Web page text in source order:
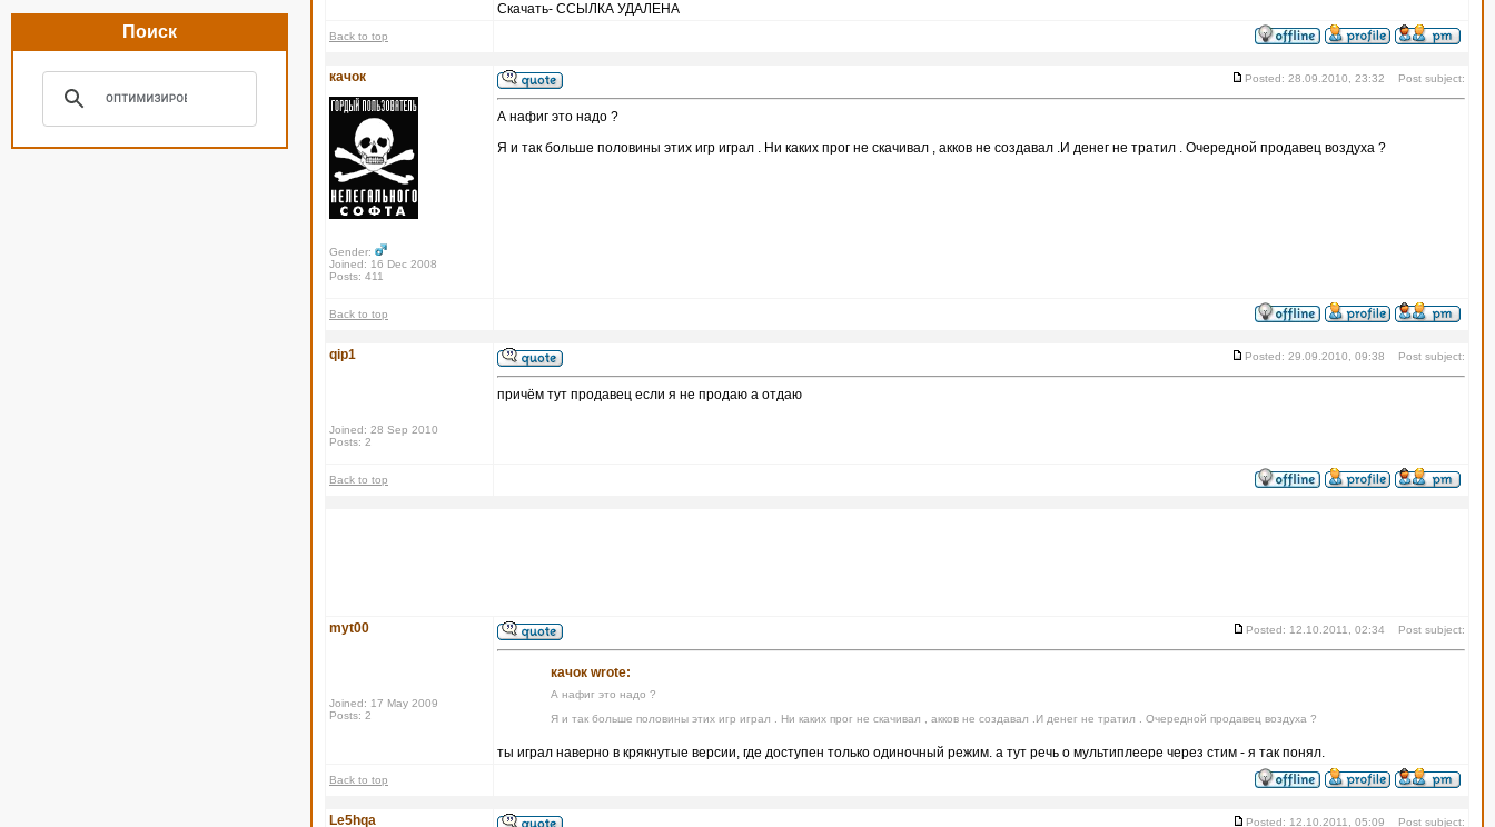
Поиск
Скачать- ССЫЛКА УДАЛЕНА
Back to top
качок
Gender:
Joined: 16 Dec 2008
Posts: 411
Posted: 28.09.2010, 23:32 Post subject:
А нафиг это надо ?
Я и так больше половины этих игр играл . Ни каких прог не скачивал , акков не создавал .И денег не тратил . Очередной продавец воздуха ?
Back to top
qip1
Joined: 28 Sep 2010
Posts: 2
Posted: 29.09.2010, 09:38 Post subject:
причём тут продавец если я не продаю а отдаю
Back to top
myt00
Joined: 17 May 2009
Posts: 2
Posted: 12.10.2011, 02:34 Post subject:
качок wrote:
А нафиг это надо ?
Я и так больше половины этих игр играл . Ни каких прог не скачивал , акков не создавал .И денег не тратил . Очередной продавец воздуха ?
ты играл наверно в крякнутые версии, где доступен только одиночный режим. а тут речь о мультиплеере через стим - я так понял.
Back to top
Le5hqa Posted: 12.10.2011, 05:09 Post subject: